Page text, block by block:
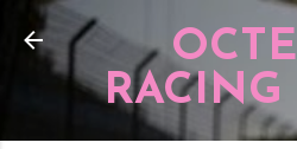
Pular para o
RACING